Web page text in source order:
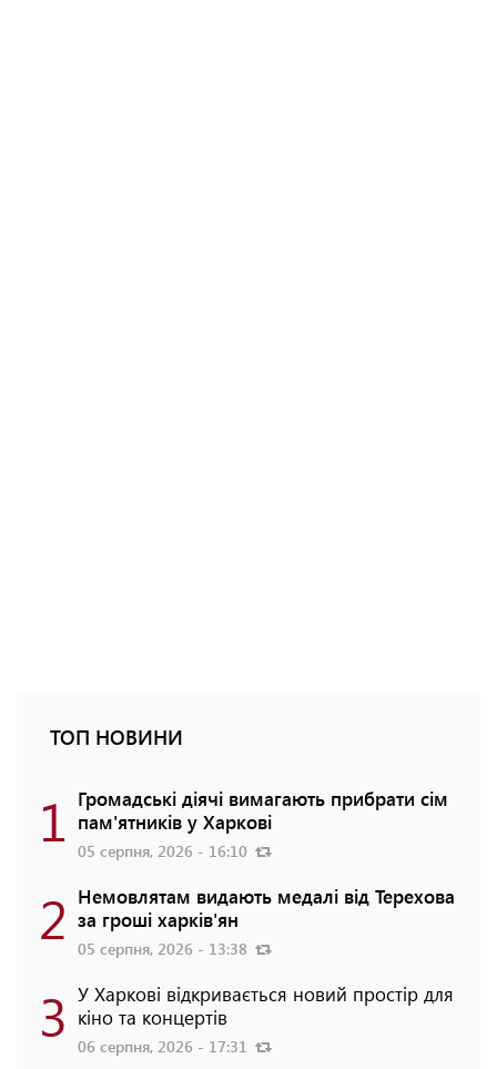
ТОП НОВИНИ
1 Громадські діячі вимагають прибрати сім
пам'ятників у Харкові
05 серпня, 2026 - 16:10
2 Немовлятам видають медалі від Терехова
за гроші харків'ян
05 серпня, 2026 - 13:38
3 У Харкові відкривається новий простір для
кіно та концертів
06 серпня, 2026 - 17:31